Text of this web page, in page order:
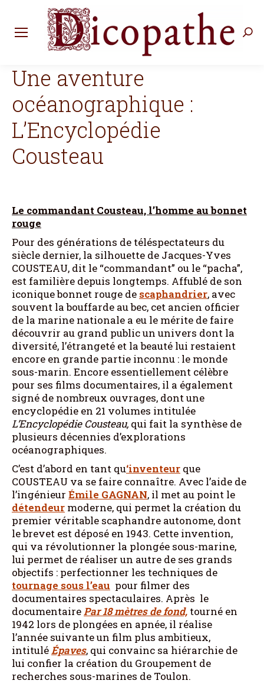
Une aventure
océanographique :
L’Encyclopédie
Cousteau
Le commandant Cousteau, l’homme au bonnet
rouge
Pour des générations de téléspectateurs du
siècle dernier, la silhouette de Jacques-Yves
COUSTEAU, dit le “commandant” ou le “pacha”,
est familière depuis longtemps. Affublé de son
iconique bonnet rouge de scaphandrier, avec
souvent la bouffarde au bec, cet ancien officier
de la marine nationale a eu le mérite de faire
découvrir au grand public un univers dont la
diversité, l’étrangeté et la beauté lui restaient
encore en grande partie inconnu : le monde
sous-marin. Encore essentiellement célèbre
pour ses films documentaires, il a également
signé de nombreux ouvrages, dont une
encyclopédie en 21 volumes intitulée
L’Encyclopédie Cousteau, qui fait la synthèse de
plusieurs décennies d’explorations
océanographiques.
C’est d’abord en tant qu‘inventeur que
COUSTEAU va se faire connaître. Avec l’aide de
l’ingénieur Émile GAGNAN, il met au point le
détendeur moderne, qui permet la création du
premier véritable scaphandre autonome, dont
le brevet est déposé en 1943. Cette invention,
qui va révolutionner la plongée sous-marine,
lui permet de réaliser un autre de ses grands
objectifs : perfectionner les techniques de
tournage sous l’eau pour filmer des
documentaires spectaculaires. Après le
documentairePar 18 mètres de fond, tourné en
1942 lors de plongées en apnée, il réalise
l’année suivante un film plus ambitieux,
intituléÉpaves, qui convainc sa hiérarchie de
lui confier la création du Groupement de
recherches sous-marines de Toulon.